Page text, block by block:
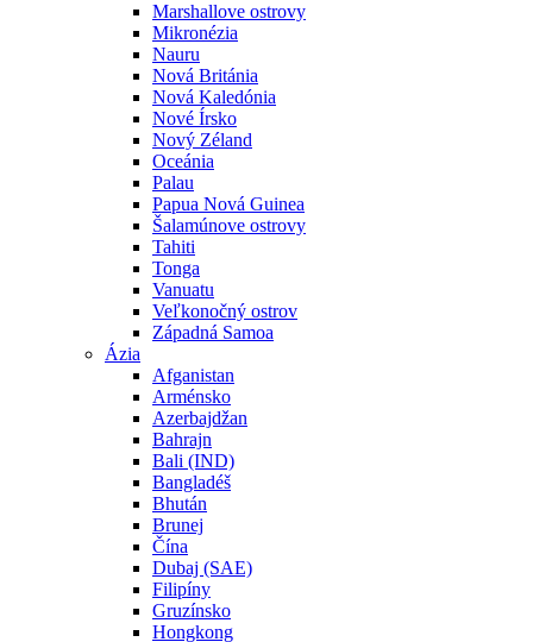
Marshallove ostrovy
Mikronézia
Nauru
Nová Británia
Nová Kaledónia
Nové Írsko
Nový Zéland
Oceánia
Palau
Papua Nová Guinea
Šalamúnove ostrovy
Tahiti
Tonga
Vanuatu
Veľkonočný ostrov
Západná Samoa
Ázia
Afganistan
Arménsko
Azerbajdžan
Bahrajn
Bali (IND)
Bangladéš
Bhután
Brunej
Čína
Dubaj (SAE)
Filipíny
Gruzínsko
Hongkong